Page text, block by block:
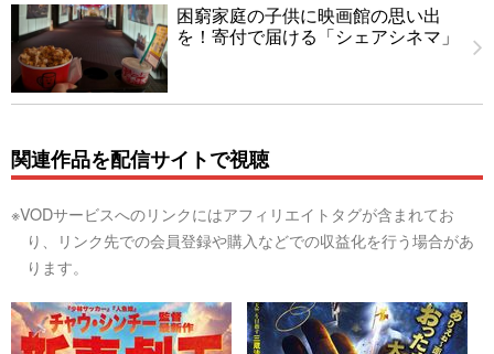
困窮家庭の子供に映画館の思い出
を！寄付で届ける「シェアシネマ」
関連作品を配信サイトで視聴
※VODサービスへのリンクにはアフィリエイトタグが含まれてお
り、リンク先での会員登録や購入などでの収益化を行う場合があ
ります。